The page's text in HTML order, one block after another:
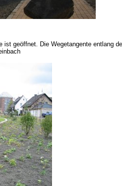
ist geöffnet. Die Wegetangente entlang